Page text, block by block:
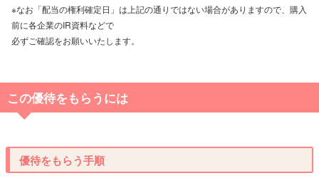
※なお「配当の権利確定日」は上記の通りではない場合がありますので、購入
前に各企業のIR資料などで
必ずご確認をお願いいたします。
この優待をもらうには
優待をもらう手順